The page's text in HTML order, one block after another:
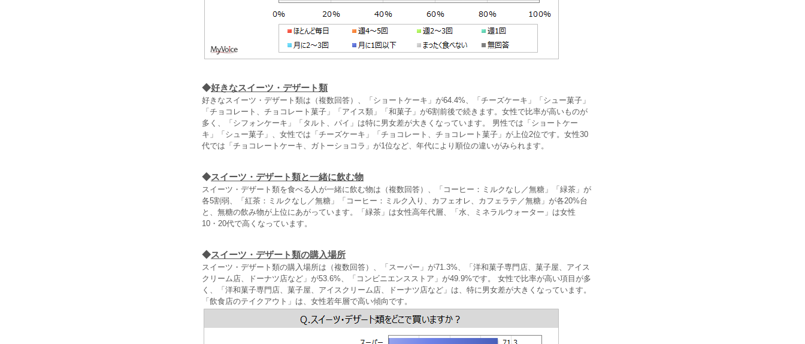
◆好きなスイーツ・デザート類
好きなスイーツ・デザート類は（複数回答）、「ショートケーキ」が64.4%、「チーズケーキ」「シュー菓子」
「チョコレート、チョコレート菓子」「アイス類」「和菓子」が6割前後で続きます。女性で比率が高いものが
多く、「シフォンケーキ」「タルト、パイ」は特に男女差が大きくなっています。 男性では「ショートケー
キ」「シュー菓子」、女性では「チーズケーキ」「チョコレート、チョコレート菓子」が上位2位です。女性30
代では「チョコレートケーキ、ガトーショコラ」が1位など、年代により順位の違いがみられます。
◆スイーツ・デザート類と一緒に飲む物
スイーツ・デザート類を食べる人が一緒に飲む物は（複数回答）、「コーヒー：ミルクなし／無糖」「緑茶」が
各5割弱、「紅茶：ミルクなし／無糖」「コーヒー：ミルク入り、カフェオレ、カフェラテ／無糖」が各20%台
と、無糖の飲み物が上位にあがっています。「緑茶」は女性高年代層、「水、ミネラルウォーター」は女性
10・20代で高くなっています。
◆スイーツ・デザート類の購入場所
スイーツ・デザート類の購入場所は（複数回答）、「スーパー」が71.3%、「洋和菓子専門店、菓子屋、アイス
クリーム店、ドーナツ店など」が53.6%、「コンビニエンスストア」が49.9%です。 女性で比率が高い項目が多
く、「洋和菓子専門店、菓子屋、アイスクリーム店、ドーナツ店など」は、特に男女差が大きくなっています。
「飲食店のテイクアウト」は、女性若年層で高い傾向です。